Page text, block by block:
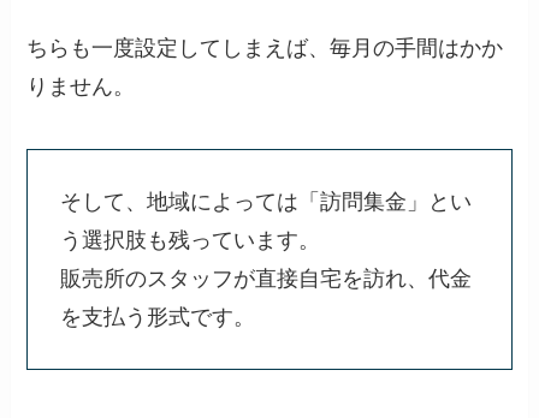
ちらも一度設定してしまえば、毎月の手間はかか
りません。
そして、地域によっては「訪問集金」とい
う選択肢も残っています。
販売所のスタッフが直接自宅を訪れ、代金
を支払う形式です。